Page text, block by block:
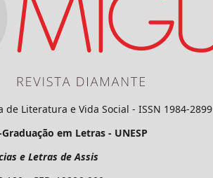
de Literatura e Vida Social - ISSN 1984-2899
em Letras - UNESP
e Letras de Assis